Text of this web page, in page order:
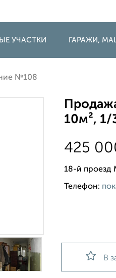
УЧАСТКИ ГАРАЖИ,
№108
10м², 1/
425
18-й проезд
Телефон:
В